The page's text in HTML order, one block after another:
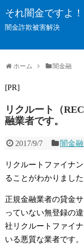
それ闇金ですよ！
闇金詐欺被害解決
ホーム 闇金融
[PR]
リクルート（
融業者です。
2017/9/7 闇金融
リクルートファイナ
ることがわかりました
正規金融業者の貸金
っていない無登録の
社リクルートファイ
いる悪質な業者です。